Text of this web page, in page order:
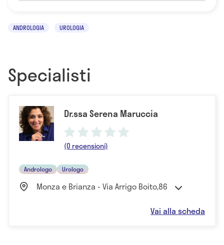
ANDROLOGIA UROLOGIA
Specialisti
Dr.ssa Serena Maruccia
(0 recensioni)
Andrologo Urologo
Monza e Brianza - Via Arrigo Boito,86
Vai alla scheda